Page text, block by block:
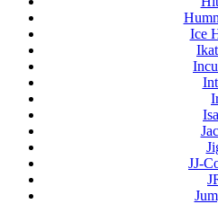
Ice
JJ-